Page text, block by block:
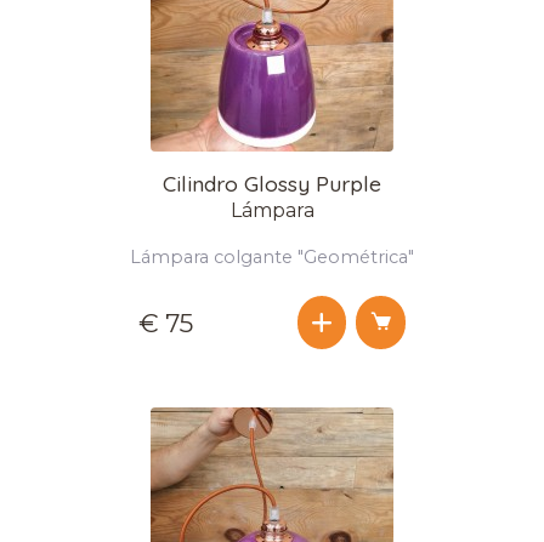
Cilindro Glossy Purple
Lámpara
Lámpara colgante "Geométrica"
€ 75